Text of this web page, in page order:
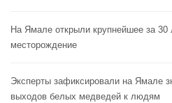
На Ямале открыли крупнейшее за 30
месторождение
Эксперты зафиксировали на Ямале
выходов белых медведей к людям